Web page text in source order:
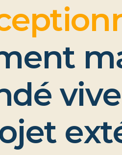
eption
ent m
dé vive
jet ext